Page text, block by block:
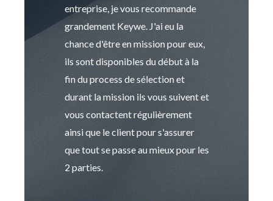
entreprise, je vous recommande
grandement Keywe. J'ai eu la
chance d'être en mission pour eux,
ils sont disponibles du début à la
fin du process de sélection et
durant la mission ils vous suivent et
vous contactent régulièrement
ainsi que le client pour s'assurer
que tout se passe au mieux pour les
2 parties.